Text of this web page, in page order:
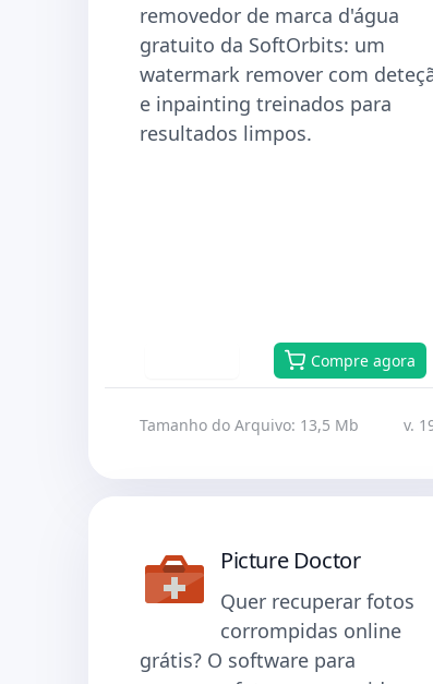
removedor de marca d'água
gratuito da SoftOrbits: um
watermark remover com
e inpainting treinados para
resultados limpos.
Compre agora
Tamanho do Arquivo: 13,5 Mb v.
Picture Doctor
Quer recuperar fotos
corrompidas online
grátis? O software para